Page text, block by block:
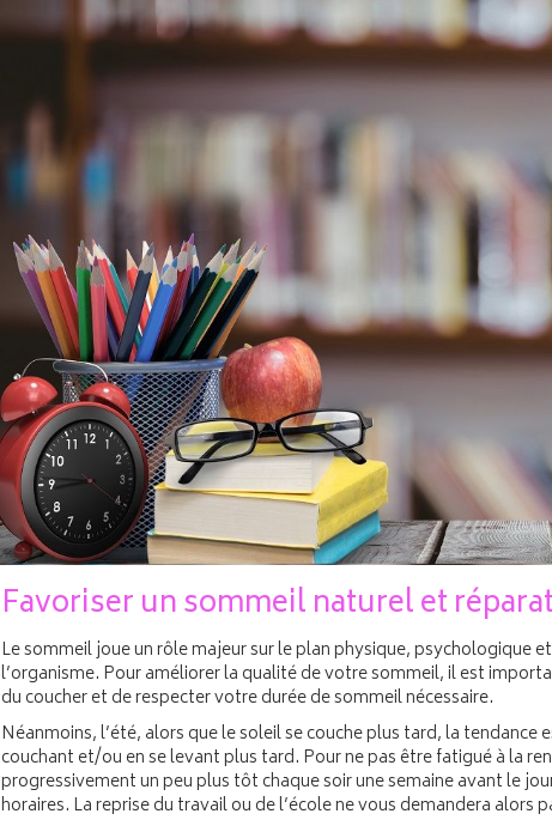
Favoriser un sommeil naturel et
Le sommeil joue un rôle majeur sur le plan physique, psychologique
l’organisme. Pour améliorer la qualité de votre sommeil, il est
du coucher et de respecter votre durée de sommeil nécessaire.
Néanmoins, l’été, alors que le soleil se couche plus tard, la
couchant et/ou en se levant plus tard. Pour ne pas être fatigué à la
progressivement un peu plus tôt chaque soir une semaine avant le
horaires. La reprise du travail ou de l’école ne vous demandera alors